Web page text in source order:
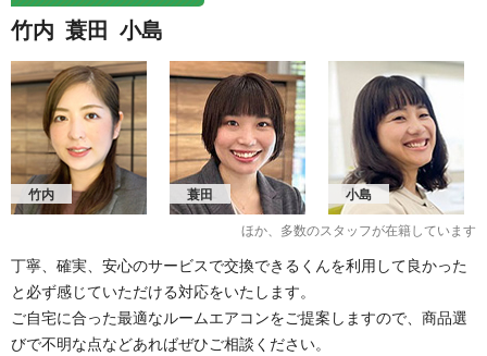
竹内 蓑田 小島
竹内 蓑田 小島
ほか、多数のスタッフが在籍しています
丁寧、確実、安心のサービスで交換できるくんを利用して良かった
と必ず感じていただける対応をいたします。
ご自宅に合った最適なルームエアコンをご提案しますので、商品選
びで不明な点などあればぜひご相談ください。